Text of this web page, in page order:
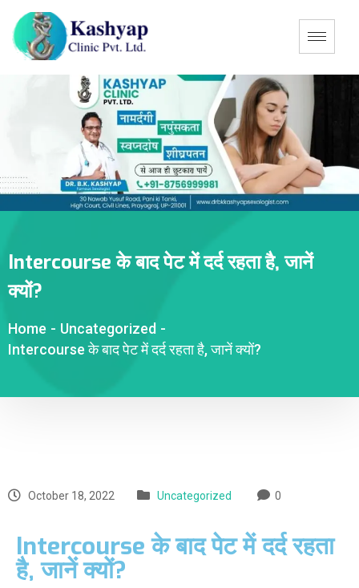
Intercourse के बाद पेट में दर्द रहता है, जानें
क्यों?
Home - Uncategorized -
Intercourse के बाद पेट में दर्द रहता है, जानें क्यों?
October 18, 2022 Uncategorized 0
Intercourse के बाद पेट में दर्द रहता
है, जानें क्यों?